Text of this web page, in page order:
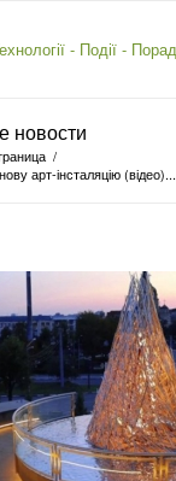
новости
/
арт-інсталяцію (відео)...